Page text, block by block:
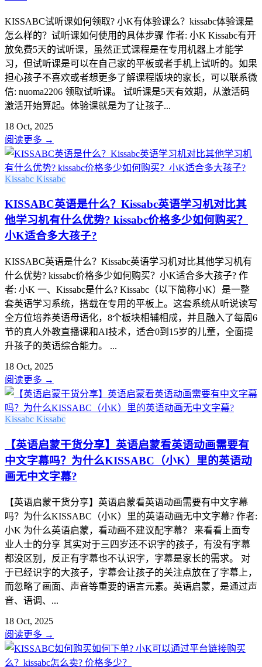
KISSABC试听课如何领取? 小K有体验课么？kissabc体验课是
怎么样的？试听课如何使用的具体步骤 作者: 小K Kissabc有开
放免费5天的试听课，虽然正式课程是在专用机器上才能学
习，但试听课是可以在自己家的平板或者手机上试听的。如果
担心孩子不喜欢或者想更多了解课程版块的家长，可以联系微
信: nuoma2206 领取试听课。 试听课是5天有效期，从激活码
激活开始算起。体验课就是为了让孩子...
18 Oct, 2025
阅读更多 →
Kissabc Kissabc
KISSABC英语是什么？Kissabc英语学习机对比其
他学习机有什么优势? kissabc价格多少如何购买？
小K适合多大孩子?
KISSABC英语是什么？Kissabc英语学习机对比其他学习机有
什么优势? kissabc价格多少如何购买？小K适合多大孩子? 作
者: 小K 一、Kissabc是什么? Kissabc（以下简称小K）是一整
套英语学习系统，搭载在专用的平板上。这套系统从听说读写
全方位培养英语母语化，8个板块相辅相成，并且融入了每周6
节的真人外教直播课和AI技术，适合0到15岁的儿童，全面提
升孩子的英语综合能力。 ...
18 Oct, 2025
阅读更多 →
Kissabc Kissabc
【英语启蒙干货分享】英语启蒙看英语动画需要有
中文字幕吗？为什么KISSABC（小K）里的英语动
画无中文字幕?
【英语启蒙干货分享】英语启蒙看英语动画需要有中文字幕
吗？为什么KISSABC（小K）里的英语动画无中文字幕? 作者:
小K 为什么英语启蒙，看动画不建议配字幕？ 来看看上面专
业人士的分享 其实对于三四岁还不识字的孩子，有没有字幕
都没区别，反正有字幕也不认识字，字幕是家长的需求。 对
于已经识字的大孩子，字幕会让孩子的关注点放在了字幕上，
而忽略了画面、声音等重要的语言元素。英语启蒙，是通过声
音、语调、...
18 Oct, 2025
阅读更多 →